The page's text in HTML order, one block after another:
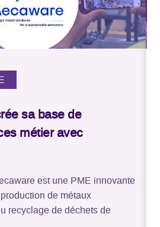
sa base de
métier avec
est une PME innovante
de métaux
recyclage de déchets de